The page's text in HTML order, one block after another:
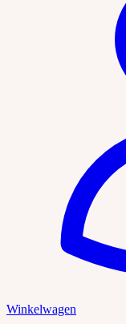
Winkelwagen